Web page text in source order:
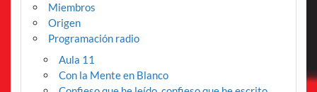
Miembros
Origen
Programación radio
Aula 11
Con la Mente en Blanco